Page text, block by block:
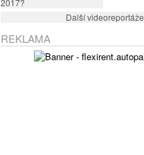
2017?
Další videoreportáže
REKLAMA